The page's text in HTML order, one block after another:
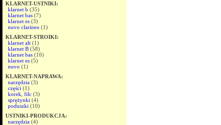
KLARNET-USTNIKI:
klarnet b (35)
klarnet bas (7)
klarnet es (3)
nuvo clarineo (1)
KLARNET-STROIKI:
klarnet alt (1)
klarnet B (58)
klarnet bas (10)
klarnet es (5)
nuvo (1)
KLARNET-NAPRAWA:
narzędzia (3)
części (1)
korek, filc (3)
sprężynki (4)
poduszki (10)
USTNIKI-PRODUKCJA:
narzędzia (4)